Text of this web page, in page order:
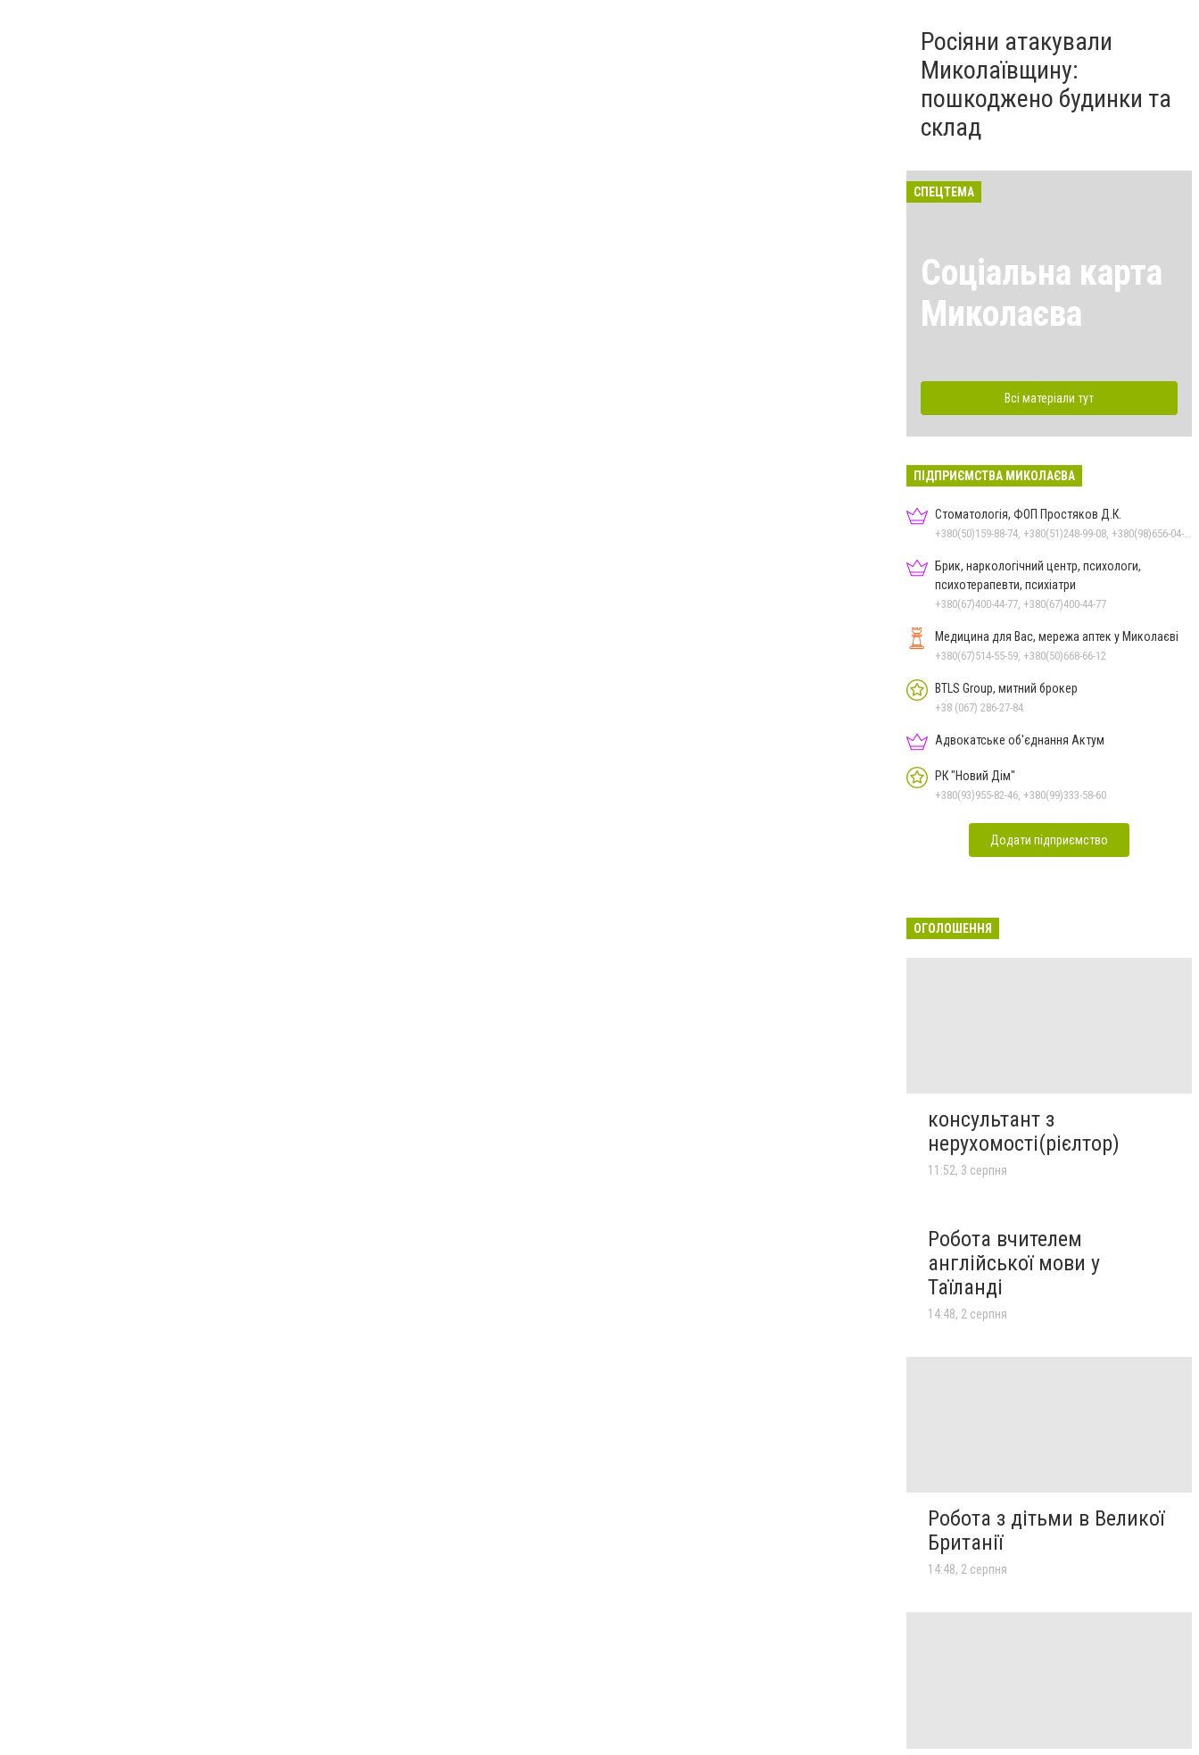
Росіяни атакували
Миколаївщину:
пошкоджено будинки та
склад
СПЕЦТЕМА
Соціальна карта
Миколаєва
Всі матеріали тут
ПІДПРИЄМСТВА МИКОЛАЄВА
Стоматологія, ФОП Простяков Д.К.
Брик, наркологічний центр, психологи,
психотерапевти, психіатри
+380(67)400-44-77, +380(67)400-44-77
Медицина для Вас, мережа аптек у Миколаєві
+380(67)514-55-59, +380(50)668-66-12
BTLS Group, митний брокер
+38 (067) 286-27-84
Адвокатське об'єднання Актум
РК "Новий Дім"
+380(93)955-82-46, +380(99)333-58-60
Додати підприємство
ОГОЛОШЕННЯ
консультант з
нерухомості(рієлтор)
11:52, 3 серпня
Робота вчителем
англійської мови у
Таїланді
14:48, 2 серпня
Робота з дітьми в Великої
Британії
14:48, 2 серпня